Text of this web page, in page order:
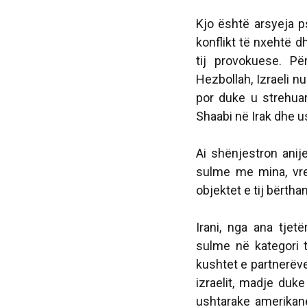
Kjo është arsyeja
konflikt të nxehtë
tij provokuese.
Hezbollah, Izraeli
por duke u
Shaabi në Irak dhe
Ai shënjestron
sulme me mina,
objektet e tij
Irani, nga ana
sulme në kategori
kushtet e
izraelit, madje
ushtarake